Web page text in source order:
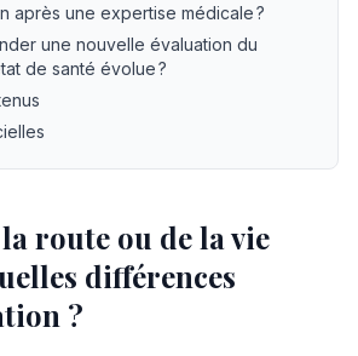
après une expertise médicale ?
une nouvelle évaluation du
de santé évolue ?
route ou de la vie
différences
?